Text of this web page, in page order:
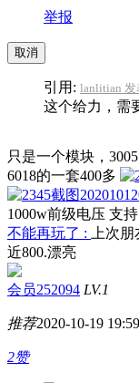
举报
取消
引用: lanlitian 发
这个给力，需
只是一个模块，
6018的一套400多
1000w前级电压 支
不能再玩了 :
上次
近800.漂亮
会员252094 LV.1
推荐2020-10-19
2赞